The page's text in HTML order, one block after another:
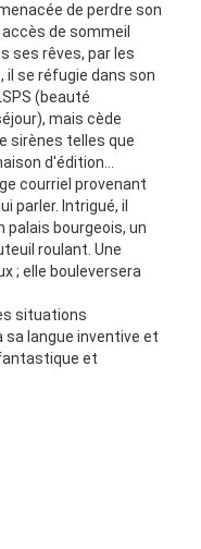
de perdre son
de sommeil
ses rêves, par les
se réfugie dans son
(beauté
mais cède
sirènes telles que
d'édition...
courriel provenant
parler. Intrigué, il
palais bourgeois, un
roulant. Une
; elle bouleversera
situations
sa langue inventive et
et